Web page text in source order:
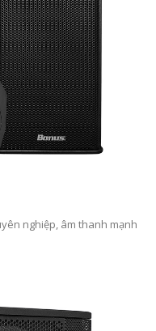
nghiệp, âm thanh mạnh